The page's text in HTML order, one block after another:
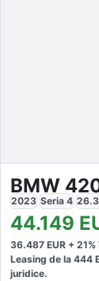
2023 Seria 4
44.149
36.487 EUR + 21
Leasing de la 444
juridice.